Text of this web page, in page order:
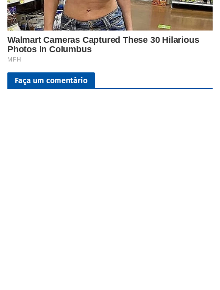
Faça um comentário